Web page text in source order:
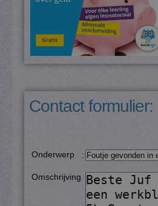
Contact formulier:
Onderwerp :
Omschrijving